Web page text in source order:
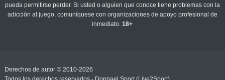
pueda permitirse perder. Si usted o alguien que conoce tiene problemas con la
adicción al juego, comuníquese con organizaciones de apoyo profesional de
inmediato.18+
Derechos de autor © 2010-2026